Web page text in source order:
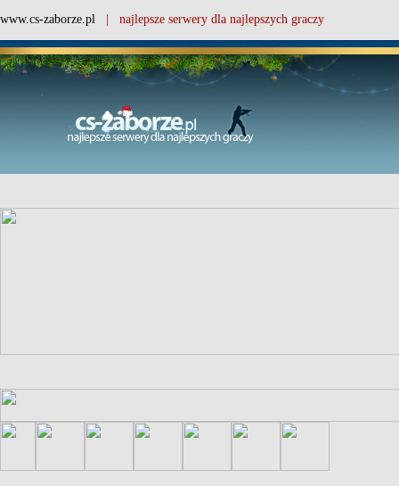
www.cs-zaborze.pl | najlepsze serwery dla najlepszych graczy